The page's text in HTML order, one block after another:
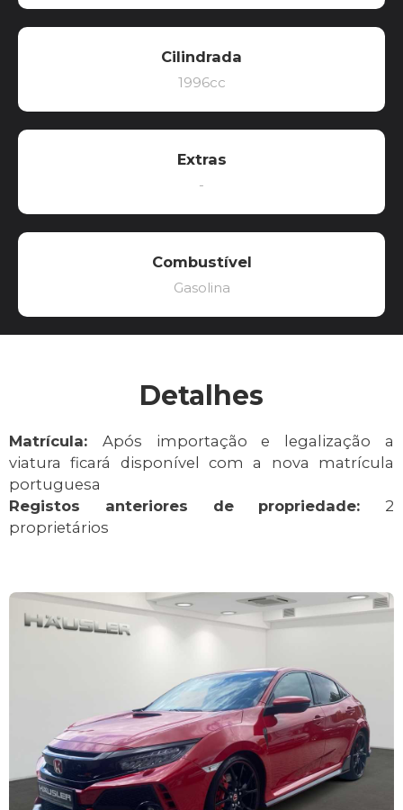
Cilindrada
1996cc
Extras
-
Combustível
Gasolina
Detalhes
Matrícula: Após importação e legalização a
viatura ficará disponível com a nova matrícula
portuguesa
Registos anteriores de propriedade: 2
proprietários